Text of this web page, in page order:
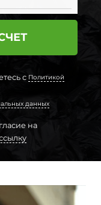
с Политикой
данных
на